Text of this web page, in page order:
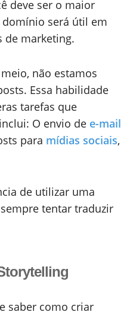
deve ser o maior
será útil em
de marketing.
não estamos
Essa habilidade
tarefas que
O envio de e-mail
para mídias sociais,
de utilizar uma
tentar traduzir
saber como criar